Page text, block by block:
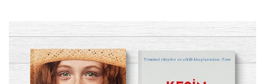
300 TL üzeri siparişlerinizde
KARGO ÜCRETSİZ!